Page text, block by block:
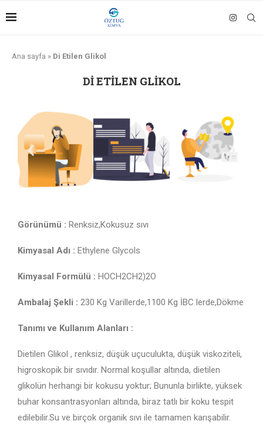
Ana sayfa » Di Etilen Glikol
DI ETILEN GLIKOL
Görünümü : Renksiz,Kokusuz sıvı
Kimyasal Adı : Ethylene Glycols
Kimyasal Formülü : HOCH2CH2)2O
Ambalaj Şekli : 230 Kg Varillerde,1100 Kg İBC lerde,Dökme
Tanımı ve Kullanım Alanları :
Dietilen Glikol , renksiz, düşük uçuculukta, düşük viskoziteli,
higroskopik bir sıvıdır. Normal koşullar altında, dietilen
glikolün herhangi bir kokusu yoktur; Bununla birlikte, yüksek
buhar konsantrasyonları altında, biraz tatlı bir koku tespit
edilebilir.Su ve birçok organik sıvı ile tamamen karışabilir.